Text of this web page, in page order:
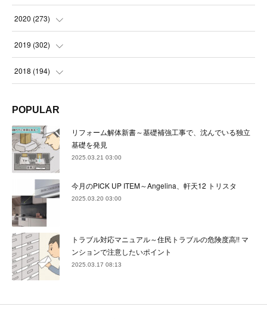
(22
(24)
22)
(22)
(22)
(25
(23
(21
(23 )
(24
(21
(24)
(21
( 23)
(23
(22
(23
(22 )
(23
(23
(22)
(24
( 21)
(20)
(24
(23
(22
(23)
(23
(22)
(23
( 24)
(21)
2020 (273)
(24
(22
(22)
(24
(24)
(23
( 21)
(22)
2019 (302)
(23
(22)
(21)
(27)
(22
33)
(28)
2018 (194)
(17)
(32)
(36)
(30
34)
(8 )
POPULAR
リフォーム解体新書～基礎補強工事で、沈んでいる独立
基礎を発見
2025.03.21 03:00
今月のPICK UP ITEM～Angelina、軒天12 トリスタ
2025.03.20 03:00
トラブル対応マニュアル～住民トラブルの危険度高!! マ
ンションで注意したいポイント
2025.03.17 08:13